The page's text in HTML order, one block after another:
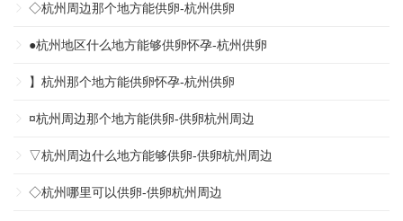
◇杭州周边那个地方能供卵-杭州供卵
●杭州地区什么地方能够供卵怀孕-杭州供卵
】杭州那个地方能供卵怀孕-杭州供卵
¤杭州周边那个地方能供卵-供卵杭州周边
▽杭州周边什么地方能够供卵-供卵杭州周边
◇杭州哪里可以供卵-供卵杭州周边